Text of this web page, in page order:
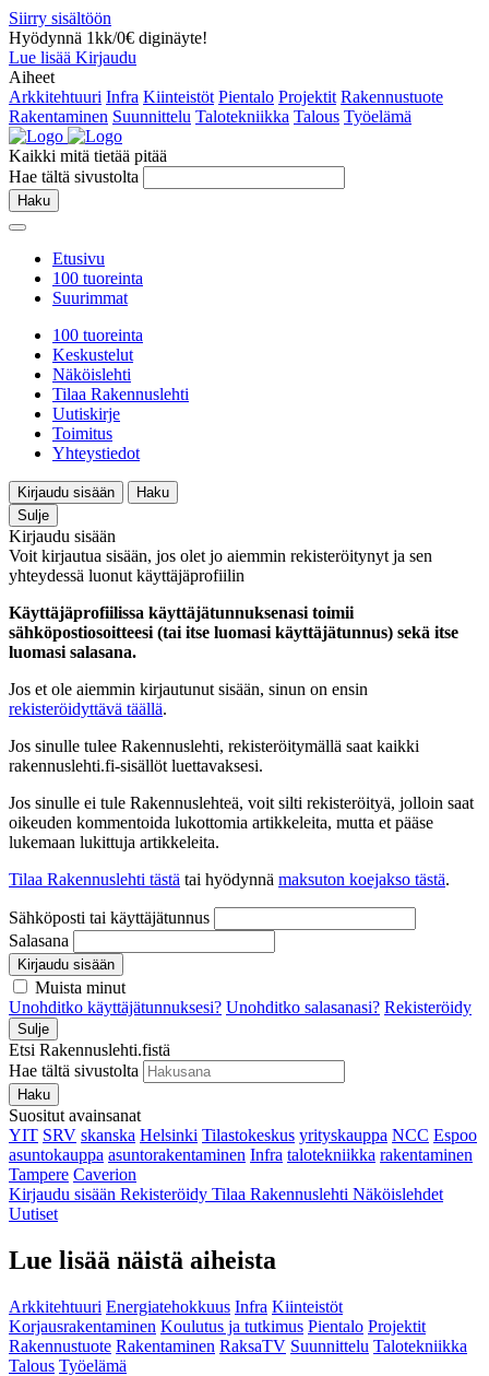
Siirry sisältöön
Hyödynnä 1kk/0€ diginäyte!
Lue lisää Kirjaudu
Aiheet
Arkkitehtuuri Infra Kiinteistöt Pientalo Projektit Rakennustuote
Rakentaminen Suunnittelu Talotekniikka Talous Työelämä
Kaikki mitä tietää pitää
Hae tältä sivustolta
Haku
Etusivu
100 tuoreinta
Suurimmat
100 tuoreinta
Keskustelut
Näköislehti
Tilaa Rakennuslehti
Uutiskirje
Toimitus
Yhteystiedot
Kirjaudu sisään
Haku
Sulje
Kirjaudu sisään
Voit kirjautua sisään, jos olet jo aiemmin rekisteröitynyt ja sen
yhteydessä luonut käyttäjäprofiilin
Käyttäjäprofiilissa käyttäjätunnuksenasi toimii
sähköpostiosoitteesi (tai itse luomasi käyttäjätunnus) sekä itse
luomasi salasana.
Jos et ole aiemmin kirjautunut sisään, sinun on ensin
rekisteröidyttävä täällä.
Jos sinulle tulee Rakennuslehti, rekisteröitymällä saat kaikki
rakennuslehti.fi-sisällöt luettavaksesi.
Jos sinulle ei tule Rakennuslehteä, voit silti rekisteröityä, jolloin saat
oikeuden kommentoida lukottomia artikkeleita, mutta et pääse
lukemaan lukittuja artikkeleita.
Tilaa Rakennuslehti tästä tai hyödynnä maksuton koejakso tästä.
Sähköposti tai käyttäjätunnus
Salasana
Kirjaudu sisään
Muista minut
Unohditko käyttäjätunnuksesi? Unohditko salasanasi? Rekisteröidy
Sulje
Etsi Rakennuslehti.fistä
Hae tältä sivustolta
Haku
Suositut avainsanat
YIT SRV skanska Helsinki Tilastokeskus yrityskauppa NCC Espoo
asuntokauppa asuntorakentaminen Infra talotekniikka rakentaminen
Tampere Caverion
Kirjaudu sisään Rekisteröidy Tilaa Rakennuslehti Näköislehdet
Uutiset
Lue lisää näistä aiheista
Arkkitehtuuri Energiatehokkuus Infra Kiinteistöt
Korjausrakentaminen Koulutus ja tutkimus Pientalo Projektit
Rakennustuote Rakentaminen RaksaTV Suunnittelu Talotekniikka
Talous Työelämä